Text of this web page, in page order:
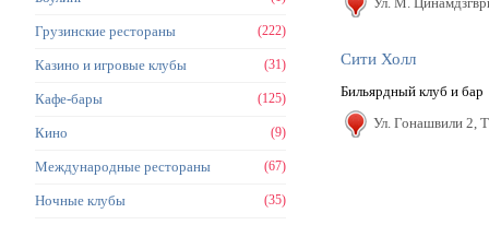
Сити Холл
Бильярдный клуб и бар
Ул. Гонашвили 2,
Грузинские рестораны (222)
Казино и игровые клубы (31)
Кафе-бары (125)
Кино (9)
Международные рестораны (67)
Ночные клубы (35)